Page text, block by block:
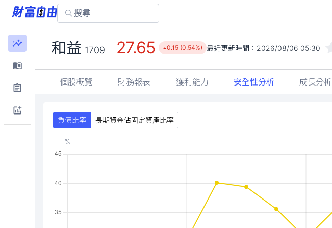
和益 1709 27.65 0.15 (0.54%) 最近更新時間： 2026/08/06 05:30
個股概覽 財務報表 獲利能力 安全性分析 成長分析
負債比率 長期資金佔固定資產比率